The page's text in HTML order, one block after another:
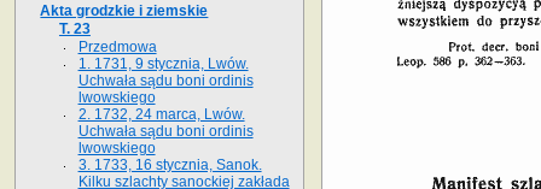
Akta grodzkie i ziemskie
T. 23
Przedmowa
1. 1731, 9 stycznia, Lwów.
Uchwała sądu boni ordinis
lwowskiego
2. 1732, 24 marca, Lwów.
Uchwała sądu boni ordinis
lwowskiego
3. 1733, 16 stycznia, Sanok.
Kilku szlachty sanockiej zakłada